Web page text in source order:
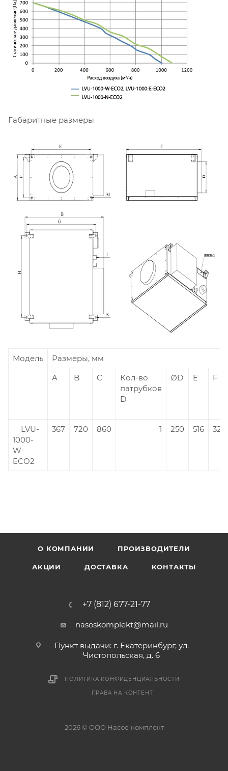
Габаритные размеры
Модель
Размеры, мм
A
B C
Кол-во
патрубков
D
∅D E F
LVU-
1000-
W-
ECO2
367 720 860 1 250 516 321
О КОМПАНИИ ПРОИЗВОДИТЕЛИ
АКЦИИ ДОСТАВКА КОНТАКТЫ
+7 (812) 677-21-77
nasoskomplekt@mail.ru
Пункт выдачи: г. Екатеринбург, ул.
Чистопольская, д. 6
ПОЛИТИКА КОНФИДЕНЦИАЛЬНОСТИ
ПРАВА НА КОНТЕНТ
2026 © ООО Насос-комплект